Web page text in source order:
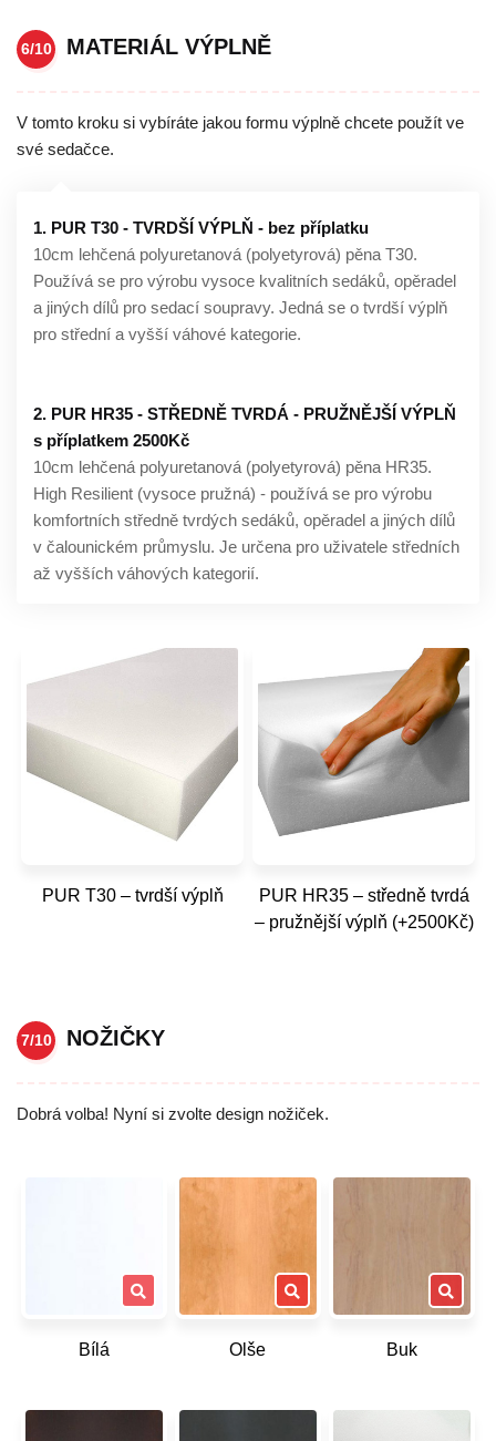
6/10 MATERIÁL VÝPLNĚ
V tomto kroku si vybíráte jakou formu výplně chcete použít ve
své sedačce.
1. PUR T30 - TVRDŠÍ VÝPLŇ - bez příplatku
10cm lehčená polyuretanová (polyetyrová) pěna T30.
Používá se pro výrobu vysoce kvalitních sedáků, opěradel
a jiných dílů pro sedací soupravy. Jedná se o tvrdší výplň
pro střední a vyšší váhové kategorie.
2. PUR HR35 - STŘEDNĚ TVRDÁ - PRUŽNĚJŠÍ VÝPLŇ
s příplatkem 2500Kč
10cm lehčená polyuretanová (polyetyrová) pěna HR35.
High Resilient (vysoce pružná) - používá se pro výrobu
komfortních středně tvrdých sedáků, opěradel a jiných dílů
v čalounickém průmyslu. Je určena pro uživatele středních
až vyšších váhových kategorií.
PUR T30 – tvrdší výplň
PUR HR35 – středně tvrdá
– pružnější výplň (+2500Kč)
7/10 NOŽIČKY
Dobrá volba! Nyní si zvolte design nožiček.
Bílá Olše Buk